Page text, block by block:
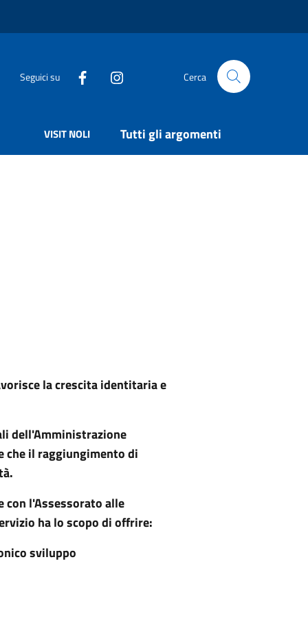
Seguici su Cerca
VISIT NOLI Tutti gli argomenti
la crescita identitaria e
dell'Amministrazione
che il raggiungimento di
con l'Assessorato alle
ha lo scopo di offrire:
sviluppo